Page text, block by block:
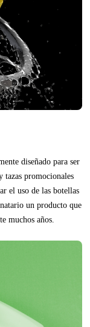
diseñado para ser
tazas promocionales
el uso de las botellas
un producto que
muchos años.